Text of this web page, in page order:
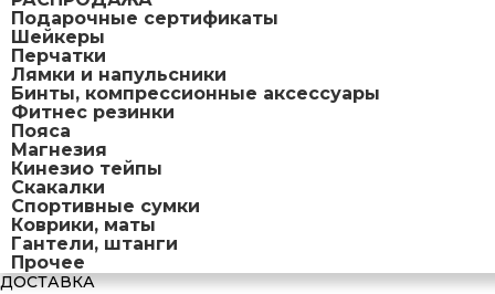
Подарочные сертификаты
Шейкеры
Перчатки
Лямки и напульсники
Бинты, компрессионные аксессуары
Фитнес резинки
Пояса
Магнезия
Кинезио тейпы
Скакалки
Спортивные сумки
Коврики, маты
Гантели, штанги
Прочее
ДОСТАВКА